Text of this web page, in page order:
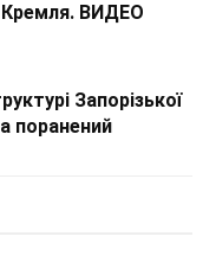
ВИДЕО
Запорізької
поранений